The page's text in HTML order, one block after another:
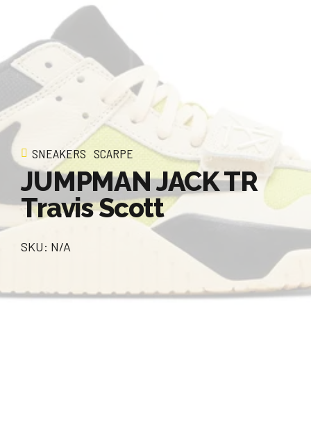
SNEAKERS SCARPE
JUMPMAN JACK TR
Travis Scott
SKU: N/A